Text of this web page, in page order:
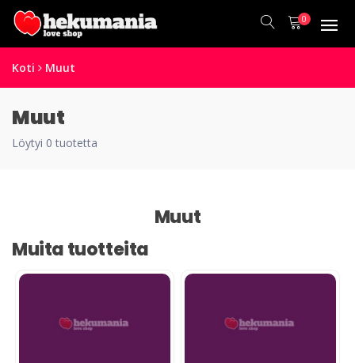
0
Koti Muut
Muut
Löytyi 0 tuotetta
Muut
Muita tuotteita